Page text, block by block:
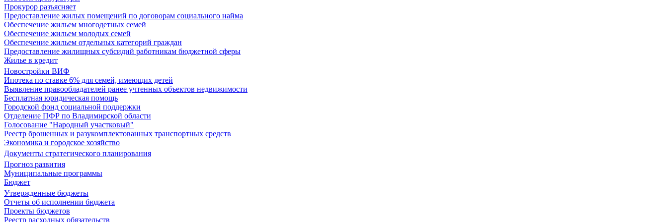
Прокурор разъясняет
Предоставление жилых помещений по договорам социального найма
Обеспечение жильем многодетных семей
Обеспечение жильем молодых семей
Обеспечение жильем отдельных категорий граждан
Предоставление жилищных субсидий работникам бюджетной сферы
Жилье в кредит
Новостройки ВИФ
Ипотека по ставке 6% для семей, имеющих детей
Выявление правообладателей ранее учтенных объектов недвижимости
Бесплатная юридическая помощь
Городской фонд социальной поддержки
Отделение ПФР по Владимирской области
Голосование "Народный участковый"
Реестр брошенных и разукомплектованных транспортных средств
Экономика и городское хозяйство
Документы стратегического планирования
Прогноз развития
Муниципальные программы
Бюджет
Утвержденные бюджеты
Отчеты об исполнении бюджета
Проекты бюджетов
Реестр расходных обязательств